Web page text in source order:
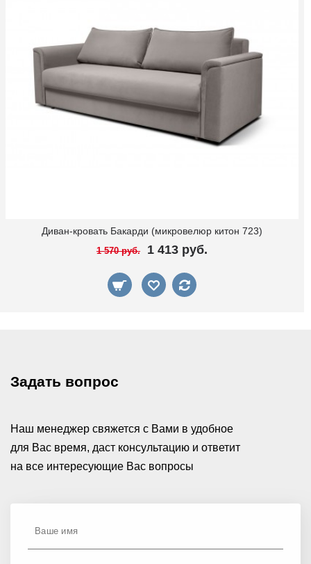
Диван-кровать Бакарди (микровелюр китон 723)
1 570 руб. 1 413 руб.
Задать вопрос
Наш менеджер свяжется с Вами в удобное
для Вас время, даст консультацию и ответит
на все интересующие Вас вопросы